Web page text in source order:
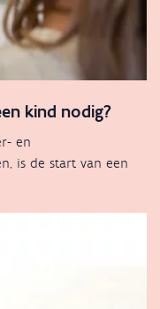
kind nodig?
en
is de start van een